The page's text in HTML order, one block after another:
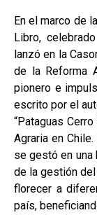
En el marco de
Libro,
lanzó en la
de la Reforma
pionero e
escrito por el
“Pataguas
Agraria en
se gestó en una
de la gestión
florecer a
país,